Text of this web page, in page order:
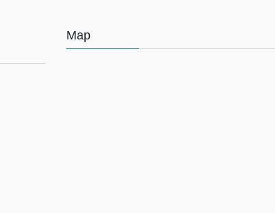
Map